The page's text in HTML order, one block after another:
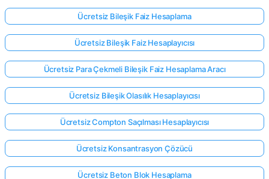
Ücretsiz Bileşik Faiz Hesaplama
Ücretsiz Bileşik Faiz Hesaplayıcısı
Ücretsiz Para Çekmeli Bileşik Faiz Hesaplama Aracı
Ücretsiz Bileşik Olasılık Hesaplayıcısı
Ücretsiz Compton Saçılması Hesaplayıcısı
Ücretsiz Konsantrasyon Çözücü
Ücretsiz Beton Blok Hesaplama